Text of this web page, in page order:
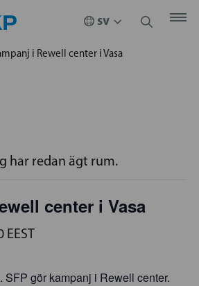
i Rewell center i Vasa
har redan ägt rum.
center i Vasa
EEST
SFP gör kampanj i Rewell center.